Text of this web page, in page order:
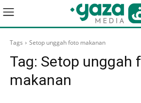
Tags Setop unggah foto makanan
Tag: Setop unggah
makanan